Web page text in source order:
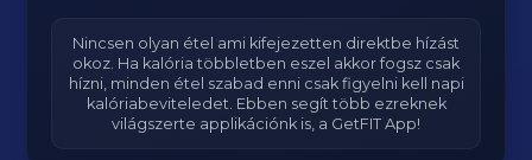
Nincsen olyan étel ami kifejezetten direktbe hízást
okoz. Ha kalória többletben eszel akkor fogsz csak
hízni, minden étel szabad enni csak figyelni kell napi
kalóriabeviteledet. Ebben segít több ezreknek
világszerte applikációnk is, a GetFIT App!